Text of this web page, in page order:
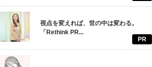
視点を変えれば、世の中は変わる。
「Rethink PR...
PR